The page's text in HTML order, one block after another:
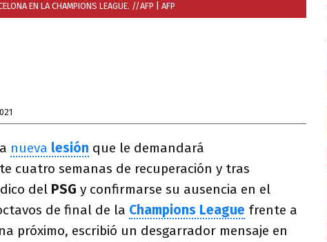
EN LA CHAMPIONS LEAGUE. //AFP | AFP
nueva lesión que le demandará
cuatro semanas de recuperación y tras
del PSG y confirmarse su ausencia en el
de final de la Champions League frente a
próximo, escribió un desgarrador mensaje en